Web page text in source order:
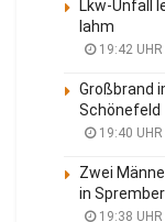
Lkw-Unfall
lahm
19:42 UHR
Großbrand
Schönefeld
19:40 UHR
Zwei
in
19:38 UHR